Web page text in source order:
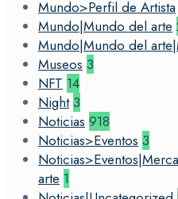
Mundo>Perfil de Artista
Mundo|Mundo del arte
Mundo|Mundo del
Museos 3
NFT 14
Night 3
Noticias 918
Noticias>Eventos 3
arte 1